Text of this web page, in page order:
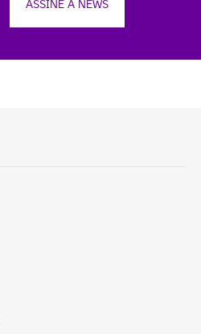
ASSINE A NEWS